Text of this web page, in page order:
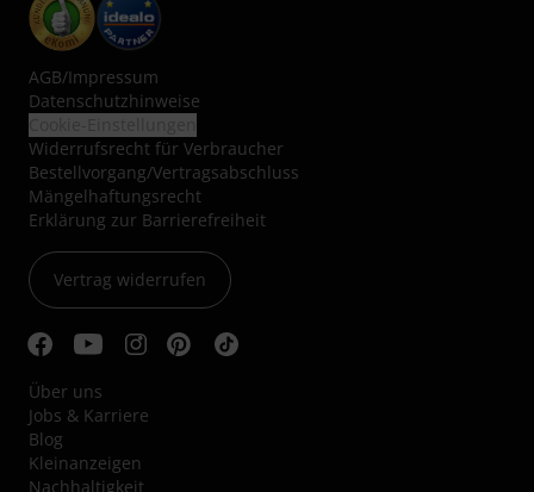
AGB/Impressum
Datenschutzhinweise
Widerrufsrecht für Verbraucher
Bestellvorgang/Vertragsabschluss
Mängelhaftungsrecht
Erklärung zur Barrierefreiheit
Vertrag widerrufen
Über uns
Jobs & Karriere
Blog
Kleinanzeigen
Nachhaltigkeit